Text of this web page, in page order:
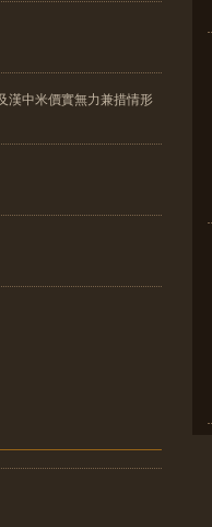
漢中米價實無力兼措情形